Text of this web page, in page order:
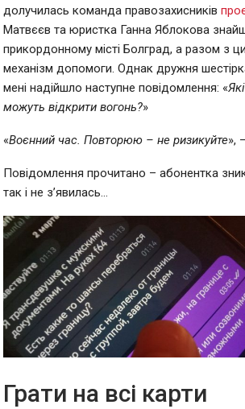
долучилась команда правозахисників
Матвєєв та юристка Ганна Яблокова
прикордонному місті Болград, а разом з
механізм допомоги. Однак дружня
мені надійшло наступне повідомлення: «
можуть відкрити вогонь?»
«Воєнний час. Повторюю – не ризикуйте»,
Повідомлення прочитано – абонентка
так і не з’явилась…
Грати на всі карти